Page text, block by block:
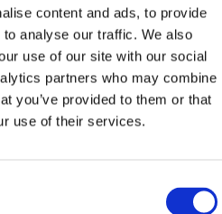
content and ads, to provide
analyse our traffic. We also
use of our site with our social
partners who may combine
you’ve provided to them or that
use of their services.